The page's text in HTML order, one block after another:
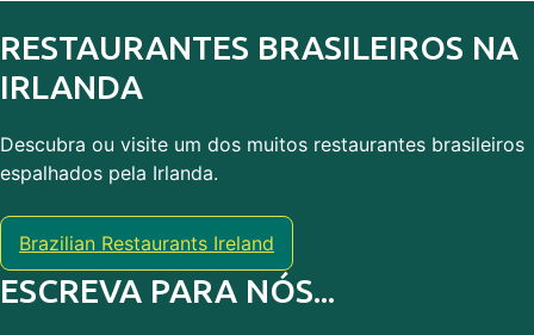
RESTAURANTES BRASILEIROS NA
IRLANDA
Descubra ou visite um dos muitos restaurantes brasileiros
espalhados pela Irlanda.
Brazilian Restaurants Ireland
ESCREVA PARA NÓS...